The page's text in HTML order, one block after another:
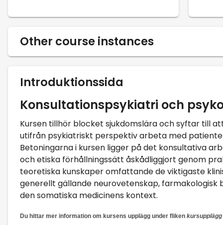
Other course instances
Introduktionssida
Konsultationspsykiatri och
Kursen tillhör blocket sjukdomslära och syftar till
utifrån psykiatriskt perspektiv arbeta med
Betoningarna i kursen ligger på det konsultativa
och etiska förhållningssätt åskådliggjort genom
teoretiska kunskaper omfattande de viktigaste
generellt gällande neurovetenskap, farmakologisk
den somatiska medicinens kontext.
Du hittar mer information om kursens upplägg under fliken kursupplägg